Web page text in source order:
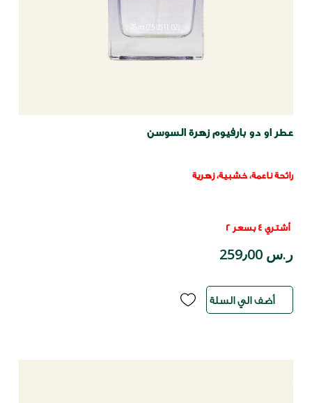
عطر او دو بارفيوم زهرة السوسن
رائحة ناعمة، خشبية، زهرية
أشتري 4 بسعر 2
ر.س 259٫00
أضف الي السلة